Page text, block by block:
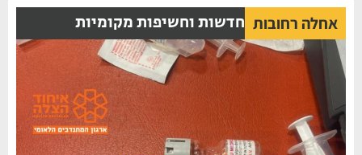
אחלה רחובות חדשות וחשיפות מקומיות